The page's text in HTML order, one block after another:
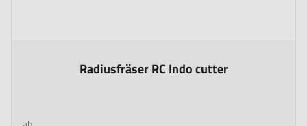
Radiusfräser RC Indo cutter
The price depends on the options chosen on the product page